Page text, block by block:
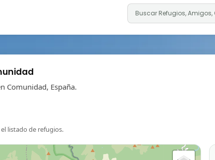
Comunidad, España.
listado de refugios.